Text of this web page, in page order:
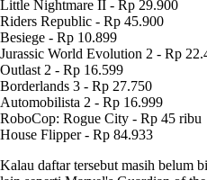
Little Nightmare II - Rp 29.900
Riders Republic - Rp 45.900
Besiege - Rp 10.899
Jurassic World Evolution 2 - Rp
Outlast 2 - Rp 16.599
Borderlands 3 - Rp 27.750
Automobilista 2 - Rp 16.999
RoboCop: Rogue City - Rp 45 ribu
House Flipper - Rp 84.933
Kalau daftar tersebut masih belum